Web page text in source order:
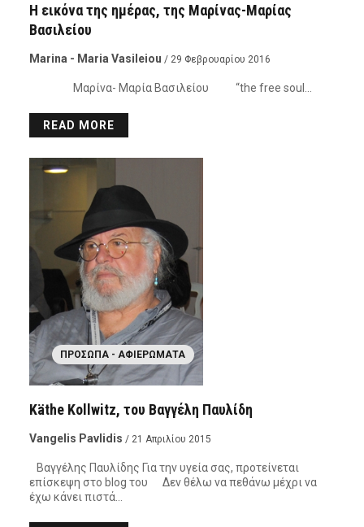
Η εικόνα της ημέρας, της Μαρίνας-Μαρίας
Βασιλείου
Marina - Maria Vasileiou / 29 Φεβρουαρίου 2016
Μαρίνα- Μαρία Βασιλείου “the free soul…
READ MORE
ΠΡΌΣΩΠΑ - ΑΦΙΕΡΏΜΑΤΑ
Käthe Kollwitz, του Βαγγέλη Παυλίδη
Vangelis Pavlidis / 21 Απριλίου 2015
Βαγγέλης Παυλίδης Για την υγεία σας, προτείνεται
επίσκεψη στο blog του Δεν θέλω να πεθάνω μέχρι να
έχω κάνει πιστά…